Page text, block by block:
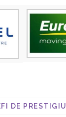
DE PRESTIGIU